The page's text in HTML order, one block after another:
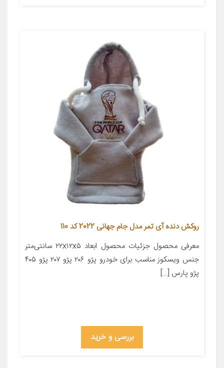
روکش دنده آی تمر مدل جام جهانی 2022 کد 110
معرفی محصول جزئیات محصول ابعاد ۲۲x۱۲x۵ سانتی‌متر
جنس ویسکوز مناسب برای خودرو پژو ۲۰۶ پژو ۲۰۷ پژو ۴۰۵
پژو پارس […]
بررسی و خرید